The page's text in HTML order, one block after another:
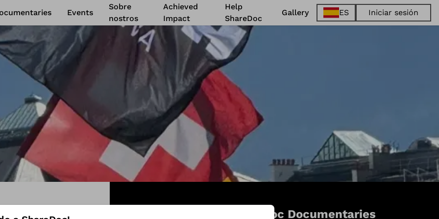
Events
Sobre
nostros
Achieved
Impact
Help
ShareDoc
Gallery
ES
EN
Iniciar sesión
Featured ShareDoc Documentaries